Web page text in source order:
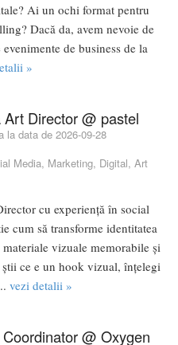
Ai un ochi format pentru
Dacă da, avem nevoie de
de business de la
»
Art Director @ pastel
la data de 2026-09-28
Media, Marketing, Digital, Art
cu experiență în social
cum să transforme identitatea
vizuale memorabile și
ce e un hook vizual, înțelegi
vezi detalii »
@ Oxygen